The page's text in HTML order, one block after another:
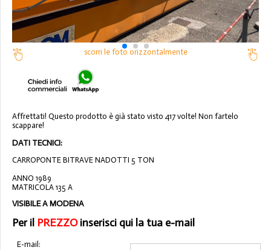
scorri le foto orizzontalmente
Affrettati! Questo prodotto è già stato visto 417 volte! Non fartelo
scappare!
DATI TECNICI:
CARROPONTE BITRAVE NADOTTI 5 TON
ANNO 1989
MATRICOLA 135 A
VISIBILE A MODENA
Per il PREZZOinserisci qui la tua e-mail
E-mail: